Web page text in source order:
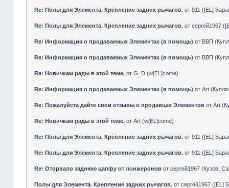
Re: Полы для Элемента. Крепление задних рычагов. от911 ([EL]
Re: Полы для Элемента. Крепление задних рычагов. отсергей1967 (
Re: Информация о продаваемых Элементах (в помощь) от ВВП (
Re: Информация о продаваемых Элементах (в помощь) от ВВП (
Re: Новичкам рады в этой теме. отG_D (w[EL]come)
Re: Информация о продаваемых Элементах (в помощь) отArt (
Re: Пожалуйста дайте свои отзывы о продавцах Элементов отArt (
Re: Новичкам рады в этой теме. отArt (w[EL]come)
Re: Полы для Элемента. Крепление задних рычагов. от911 ([EL]
Re: Полы для Элемента. Крепление задних рычагов. от911 ([EL]
Re: Оторвало заднюю цапфу от лонжеронов отсергей1967 (Кузов,
Полы для Элемента. Крепление задних рычагов. отсергей1967 ([EL]